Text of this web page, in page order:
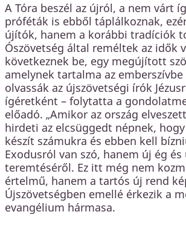
A Tóra beszél az újról, a nem várt
próféták is ebből táplálkoznak,
újítók, hanem a korábbi tradíciók
Ószövetség által reméltek az idők
következnek be, egy megújított
amelynek tartalma az
olvassák az újszövetségi írók
ígéretként – folytatta a
előadó. „Amikor az ország
hirdeti az elcsüggedt népnek,
készít számukra és ebben kell
Exodusról van szó, hanem új ég
teremtéséről. Ez itt még nem
értelmű, hanem a tartós új rend
Újszövetségben emellé érkezik a
evangélium hármasa.